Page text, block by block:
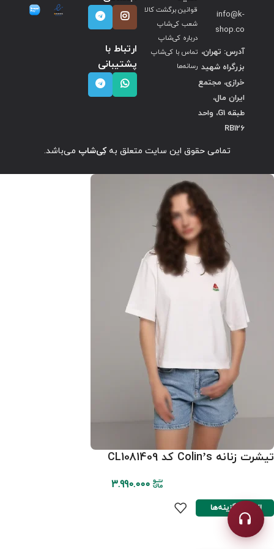
info@k-
shop.co
آدرس: تهران،
بزرگراه شهید
خرازی، مجتمع
ایران مال،
طبقه G1، واحد
RB126
قوانین برگشت کالا
شعب کی‌شاپ
درباره کی‌شاپ
تماس با کی‌شاپ
رسانه‌ها
ارتباط با
پشتیبانی
تمامی حقوق این سایت متعلق بهکِی‌شاپ می‌باشد.
تیشرت زنانه Colin’s کد CL1081409
3.990.000
انتخاب گزینه‌ها